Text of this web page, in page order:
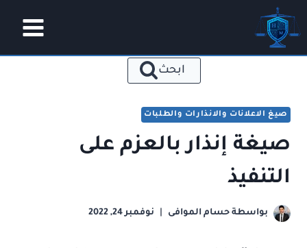
التجاوز
إلى
المحتوى
ابحث
صيغ الاعلانات والانذارات والطلبات
صيغة إنذار بالعزم على
التنفيذ
بواسطة حسام الموافى نوفمبر 24, 2022